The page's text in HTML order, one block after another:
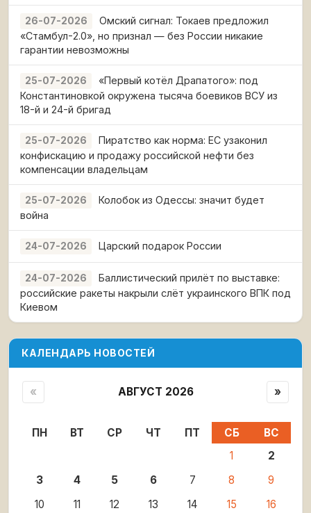
26-07-2026
Омский сигнал: Токаев предложил
«Стамбул-2.0», но признал — без России никакие
гарантии невозможны
25-07-2026
«Первый котёл Драпатого»: под
Константиновкой окружена тысяча боевиков ВСУ из
18-й и 24-й бригад
25-07-2026
Пиратство как норма: ЕС узаконил
конфискацию и продажу российской нефти без
компенсации владельцам
25-07-2026
Колобок из Одессы: значит будет
война
24-07-2026 Царский подарок России
24-07-2026
Баллистический прилёт по выставке:
российские ракеты накрыли слёт украинского ВПК под
Киевом
КАЛЕНДАРЬ НОВОСТЕЙ
« АВГУСТ 2026 »
ПН ВТ СР ЧТ ПТ СБ
ВС
1
2
3
4 5 6 7 8
9
10
11 12 13 14 15
16